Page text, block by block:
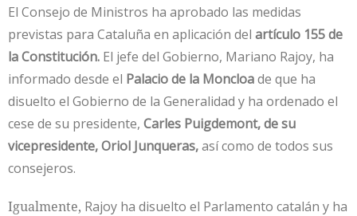
El Consejo de Ministros ha aprobado las medidas
previstas para Cataluña en aplicación del artículo 155 de
la Constitución. El jefe del Gobierno, Mariano Rajoy, ha
informado desde el Palacio de la Moncloade que ha
disuelto el Gobierno de la Generalidad y ha ordenado el
cese de su presidente, Carles Puigdemont, de su
vicepresidente, Oriol Junqueras,así como de todos sus
consejeros.
Igualmente, Rajoy ha disuelto el Parlamento catalán y ha